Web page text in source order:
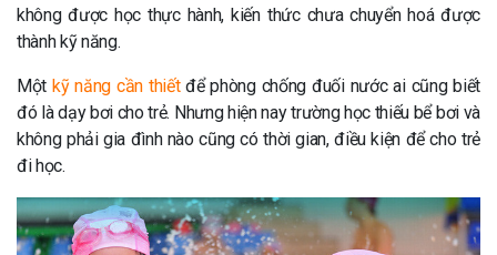
không được học thực hành, kiến thức chưa chuyển hoá được
thành kỹ năng.
Một kỹ năng cần thiếtđể phòng chống đuối nước ai cũng biết
đó là dạy bơi cho trẻ. Nhưng hiện nay trường học thiếu bể bơi và
không phải gia đình nào cũng có thời gian, điều kiện để cho trẻ
đi học.